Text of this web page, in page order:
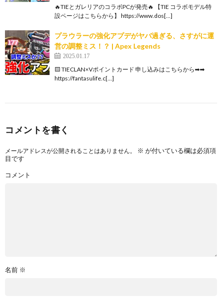
🔥TIEとガレリアのコラボPCが発売🔥 【TIE コラボモデル特
設ページはこちらから】 https://www.dos[…]
プラウラーの強化アプデがヤバ過ぎる、さすがに運
営の調整ミス！？ | Apex Legends
2025.01.17
🟨 TIECLAN×Vポイントカード 申し込みはこちらから➡➡
https://fantasulife.c[…]
コメントを書く
メールアドレスが公開されることはありません。 ※ が付いている欄は必須項
目です
コメント
名前 ※